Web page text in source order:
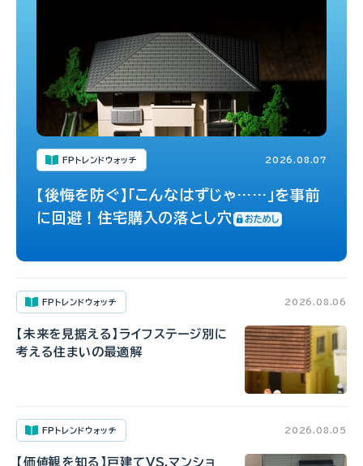
FPトレンドウォッチ 2026.08.07
【後悔を防ぐ】「こんなはずじゃ……」を事前
に回避！住宅購入の落とし穴
FPトレンドウォッチ 2026.08.06
【未来を見据える】ライフステージ別に
考える住まいの最適解
FPトレンドウォッチ 2026.08.05
【価値観を知る】戸建てVS.マンショ